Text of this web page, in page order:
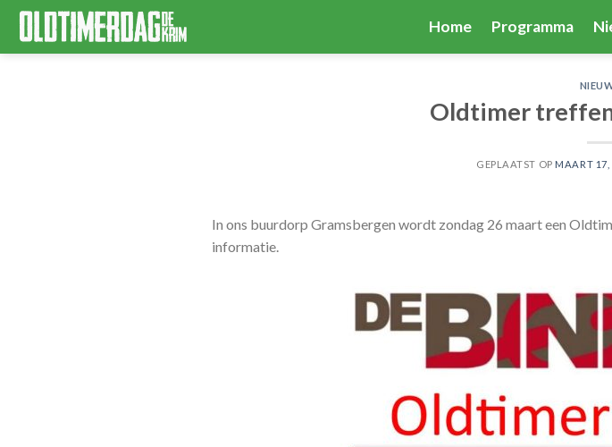
Skip
content
Home Programma
Oldtimer
GEPLAATST OP MAART 17,
In ons buurdorp Gramsbergen wordt zondag 26 maart een
informatie.